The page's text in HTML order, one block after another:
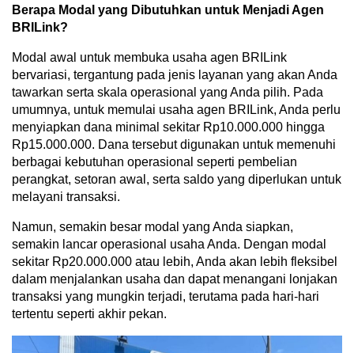
Berapa Modal yang Dibutuhkan untuk Menjadi Agen
BRILink?
Modal awal untuk membuka usaha agen BRILink
bervariasi, tergantung pada jenis layanan yang akan Anda
tawarkan serta skala operasional yang Anda pilih. Pada
umumnya, untuk memulai usaha agen BRILink, Anda perlu
menyiapkan dana minimal sekitar Rp10.000.000 hingga
Rp15.000.000. Dana tersebut digunakan untuk memenuhi
berbagai kebutuhan operasional seperti pembelian
perangkat, setoran awal, serta saldo yang diperlukan untuk
melayani transaksi.
Namun, semakin besar modal yang Anda siapkan,
semakin lancar operasional usaha Anda. Dengan modal
sekitar Rp20.000.000 atau lebih, Anda akan lebih fleksibel
dalam menjalankan usaha dan dapat menangani lonjakan
transaksi yang mungkin terjadi, terutama pada hari-hari
tertentu seperti akhir pekan.